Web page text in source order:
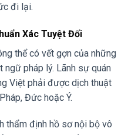
đi lại.
Xác Tuyệt Đối
thể có vết gợn của những
ngữ pháp lý. Lãnh sự quán
Việt phải được dịch thuật
Đức hoặc Ý.
thẩm định hồ sơ nội bộ vô